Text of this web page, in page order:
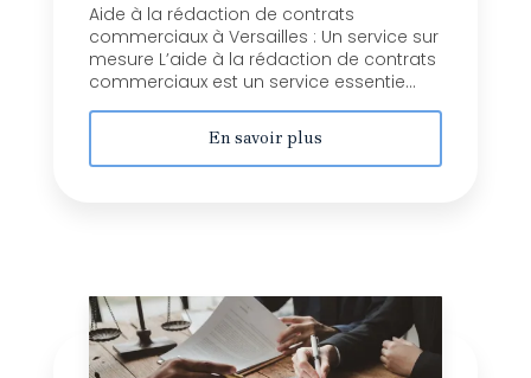
Aide à la rédaction de contrats
commerciaux à Versailles : Un service sur
mesure L’aide à la rédaction de contrats
commerciaux est un service essentie...
En savoir plus